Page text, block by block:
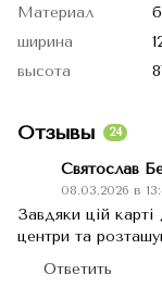
Материал
ширина
высота
Отзывы 24
Святослав
08.03.2026 в
Завдяки цій
центри та
Ответить